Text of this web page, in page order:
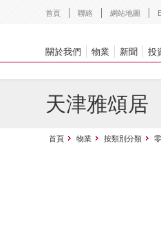
首頁 聯絡 網站地圖
關於我們 物業 新聞 投
天津雅頌居
首頁 物業 按類別分類